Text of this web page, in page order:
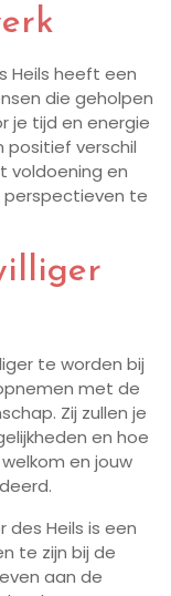
Heils heeft een
die geholpen
je tijd en energie
positief verschil
voldoening en
perspectieven te
te worden bij
met de
Zij zullen je
en hoe
en jouw
des Heils is een
te zijn bij de
aan de